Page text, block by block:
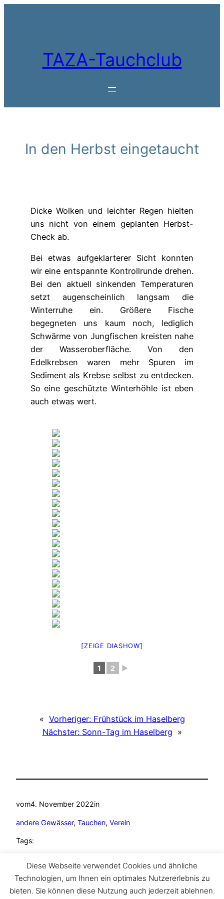
TAZA-Tauchclub
In den Herbst eingetaucht
Dicke Wolken und leichter Regen hielten
uns nicht von einem geplanten Herbst-
Check ab.
Bei etwas aufgeklarterer Sicht konnten
wir eine entspannte Kontrollrunde drehen.
Bei den aktuell sinkenden Temperaturen
setzt augenscheinlich langsam die
Winterruhe ein. Größere Fische
begegneten uns kaum noch, lediglich
Schwärme von Jungfischen kreisten nahe
der Wasseroberfläche. Von den
Edelkrebsen waren mehr Spuren im
Sediment als Krebse selbst zu entdecken.
So eine geschützte Winterhöhle ist eben
auch etwas wert.
[ZEIGE DIASHOW]
1 2 ►
« Vorheriger: Frühstück im Haselberg
Nächster: Sonn-Tag im Haselberg »
vom4. November 2022in
andere Gewässer, Tauchen, Verein
Tags:
Tauchen, TAZA Tauchclub
Diese Webseite verwendet Cookies und ähnliche
Technologien, um Ihnen ein optimales Nutzererlebnis zu
bieten. Sie können diese Nutzung auch jederzeit ablehnen.